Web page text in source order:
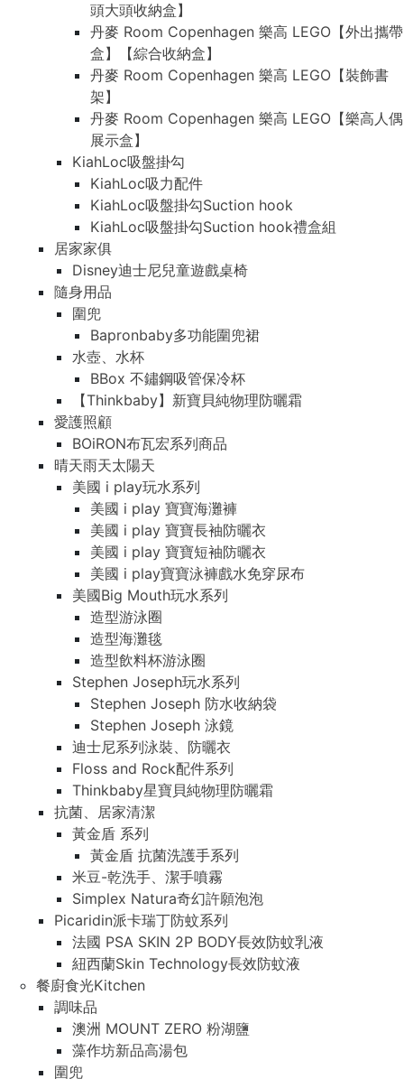
頭大頭收納盒】
丹麥 Room Copenhagen 樂高 LEGO【外出攜帶
盒】【綜合收納盒】
丹麥 Room Copenhagen 樂高 LEGO【裝飾書
架】
丹麥 Room Copenhagen 樂高 LEGO【樂高人偶
展示盒】
KiahLoc吸盤掛勾
KiahLoc吸力配件
KiahLoc吸盤掛勾Suction hook
KiahLoc吸盤掛勾Suction hook禮盒組
居家家俱
Disney迪士尼兒童遊戲桌椅
隨身用品
圍兜
Bapronbaby多功能圍兜裙
水壺、水杯
BBox 不鏽鋼吸管保冷杯
【Thinkbaby】新寶貝純物理防曬霜
愛護照顧
BOiRON布瓦宏系列商品
晴天雨天太陽天
美國 i play玩水系列
美國 i play 寶寶海灘褲
美國 i play 寶寶長袖防曬衣
美國 i play 寶寶短袖防曬衣
美國 i play寶寶泳褲戲水免穿尿布
美國Big Mouth玩水系列
造型游泳圈
造型海灘毯
造型飲料杯游泳圈
Stephen Joseph玩水系列
Stephen Joseph 防水收納袋
Stephen Joseph 泳鏡
迪士尼系列泳裝、防曬衣
Floss and Rock配件系列
Thinkbaby星寶貝純物理防曬霜
抗菌、居家清潔
黃金盾 系列
黃金盾 抗菌洗護手系列
米豆-乾洗手、潔手噴霧
Simplex Natura奇幻許願泡泡
Picaridin派卡瑞丁防蚊系列
法國 PSA SKIN 2P BODY長效防蚊乳液
紐西蘭Skin Technology長效防蚊液
餐廚食光Kitchen
調味品
澳洲 MOUNT ZERO 粉湖鹽
藻作坊新品高湯包
圍兜